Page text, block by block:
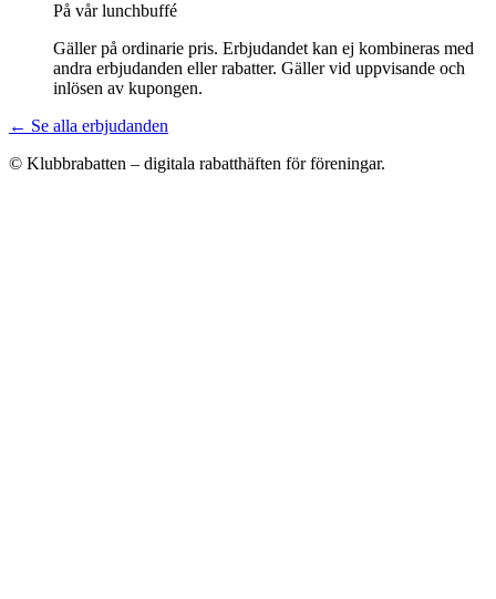
På vår lunchbuffé
Gäller på ordinarie pris. Erbjudandet kan ej kombineras med
andra erbjudanden eller rabatter. Gäller vid uppvisande och
inlösen av kupongen.
← Se alla erbjudanden
© Klubbrabatten – digitala rabatthäften för föreningar.